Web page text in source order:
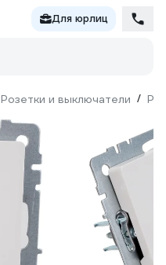
Для юрлиц
Розетки и выключатели /